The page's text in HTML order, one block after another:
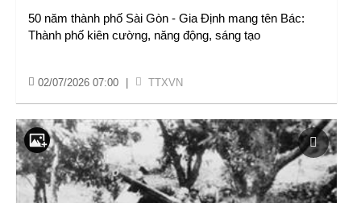
50 năm thành phố Sài Gòn - Gia Định mang tên Bác:
Thành phố kiên cường, năng động, sáng tạo
02/07/2026 07:00 TTXVN